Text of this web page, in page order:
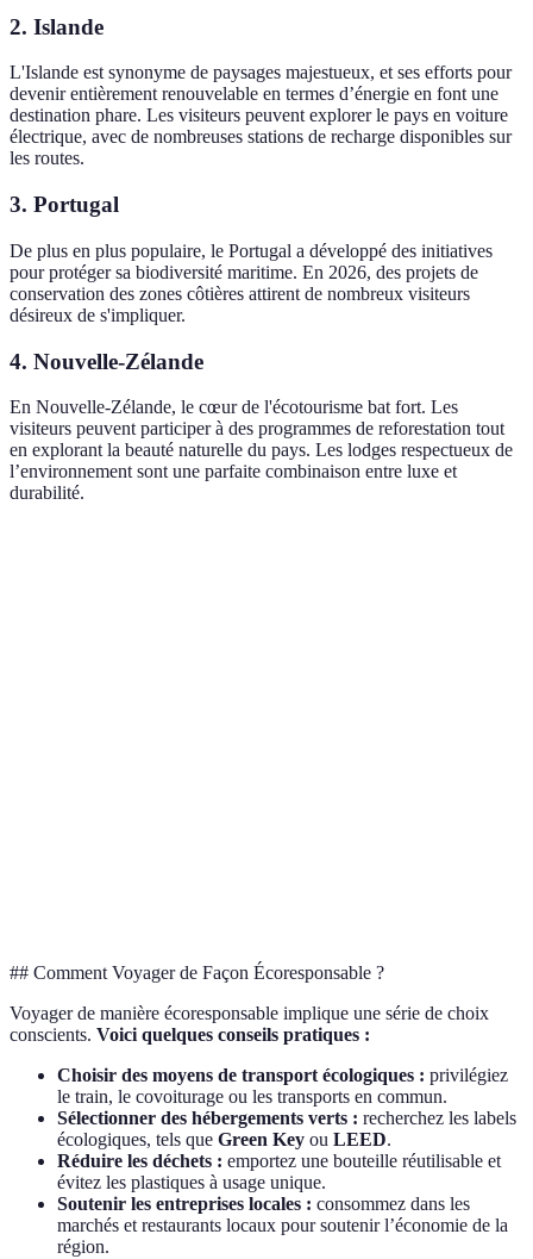
2. Islande
L'Islande est synonyme de paysages majestueux, et ses efforts pour
devenir entièrement renouvelable en termes d’énergie en font une
destination phare. Les visiteurs peuvent explorer le pays en voiture
électrique, avec de nombreuses stations de recharge disponibles sur
les routes.
3. Portugal
De plus en plus populaire, le Portugal a développé des initiatives
pour protéger sa biodiversité maritime. En 2026, des projets de
conservation des zones côtières attirent de nombreux visiteurs
désireux de s'impliquer.
4. Nouvelle-Zélande
En Nouvelle-Zélande, le cœur de l'écotourisme bat fort. Les
visiteurs peuvent participer à des programmes de reforestation tout
en explorant la beauté naturelle du pays. Les lodges respectueux de
l’environnement sont une parfaite combinaison entre luxe et
durabilité.
## Comment Voyager de Façon Écoresponsable ?
Voyager de manière écoresponsable implique une série de choix
conscients. Voici quelques conseils pratiques :
Choisir des moyens de transport écologiques : privilégiez
le train, le covoiturage ou les transports en commun.
Sélectionner des hébergements verts : recherchez les labels
écologiques, tels que Green Key ou LEED.
Réduire les déchets : emportez une bouteille réutilisable et
évitez les plastiques à usage unique.
Soutenir les entreprises locales : consommez dans les
marchés et restaurants locaux pour soutenir l’économie de la
région.